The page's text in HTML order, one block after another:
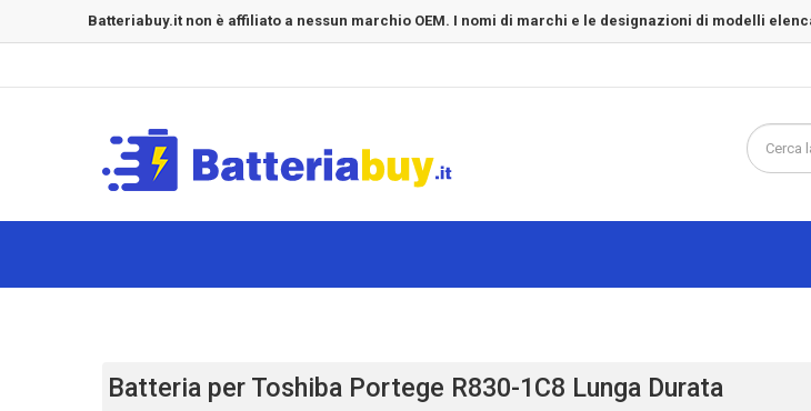
Batteriabuy.it non è affiliato a nessun marchio OEM. I nomi di marchi e le designazioni di modelli
Batteria per Toshiba Portege R830-1C8 Lunga Durata